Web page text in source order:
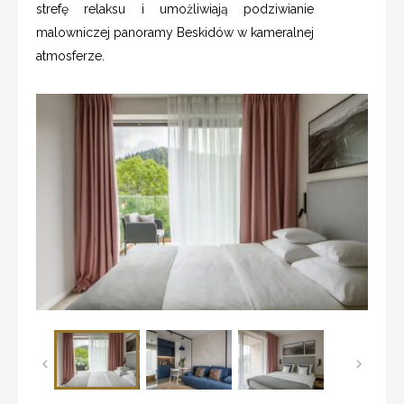
strefę relaksu i umożliwiają podziwianie
malowniczej panoramy Beskidów w kameralnej
atmosferze.